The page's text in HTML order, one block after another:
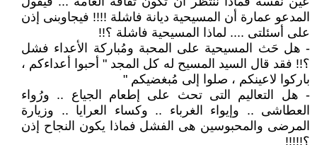
المدعو عمارة أن المسيحية ديانة فاشلة !!!! فيجاوبنى إذن
على أسئلتى .... لماذا المسيحية فاشلة ؟!!
- هل حَث المسيحية على المحبة ومُباركة الأعداء فشل
؟!! فقد قال السيد المسيح له كل المجد " أحبوا أعداءكم ،
باركوا لاعينكم ، صلوا إلى مُبغضيكم "
- هل التعاليم التى تحث على إطعام الجياع .. ورُواء
العطاشى .. وإيواء الغرباء .. وكساء العرايا .. وزيارة
المرضى والمحبوسين هى الفشل فماذا يكون النجاح إذن
؟!!!!!